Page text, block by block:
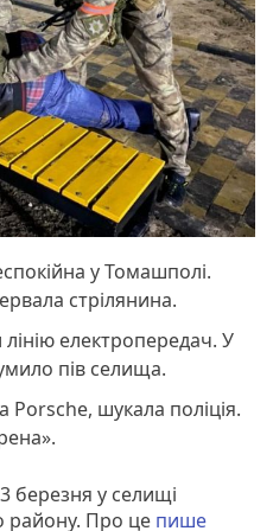
у Томашполі.
стрілянина.
електропередач. У
пів селища.
Porsche, шукала поліція.
березня у селищі
району. Про це пише